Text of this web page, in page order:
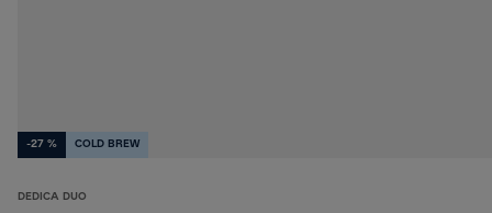
-27 % COLD BREW
DEDICA DUO